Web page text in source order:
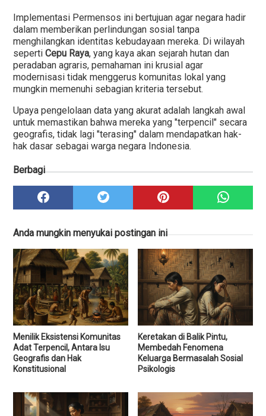
Implementasi Permensos ini bertujuan agar negara hadir
dalam memberikan perlindungan sosial tanpa
menghilangkan identitas kebudayaan mereka. Di wilayah
seperti Cepu Raya, yang kaya akan sejarah hutan dan
peradaban agraris, pemahaman ini krusial agar
modernisasi tidak menggerus komunitas lokal yang
mungkin memenuhi sebagian kriteria tersebut.
Upaya pengelolaan data yang akurat adalah langkah awal
untuk memastikan bahwa mereka yang "terpencil" secara
geografis, tidak lagi "terasing" dalam mendapatkan hak-
hak dasar sebagai warga negara Indonesia.
Berbagi
Anda mungkin menyukai postingan ini
Menilik Eksistensi Komunitas
Adat Terpencil, Antara Isu
Geografis dan Hak
Konstitusional
Keretakan di Balik Pintu,
Membedah Fenomena
Keluarga Bermasalah Sosial
Psikologis